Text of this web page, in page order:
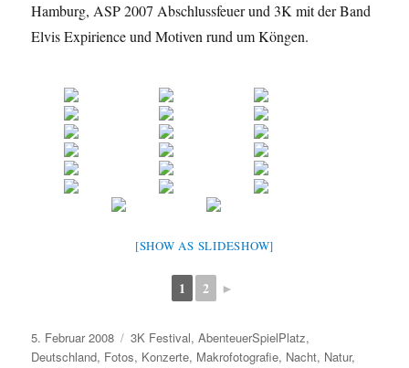
Hamburg, ASP 2007 Abschlussfeuer und 3K mit der Band
Elvis Expirience und Motiven rund um Köngen.
[SHOW AS SLIDESHOW]
1 2 ►
Veröffentlicht
am
5. Februar 2008 Kategorien
3K Festival,AbenteuerSpielPlatz,
Deutschland, Fotos, Konzerte, Makrofotografie, Nacht, Natur,